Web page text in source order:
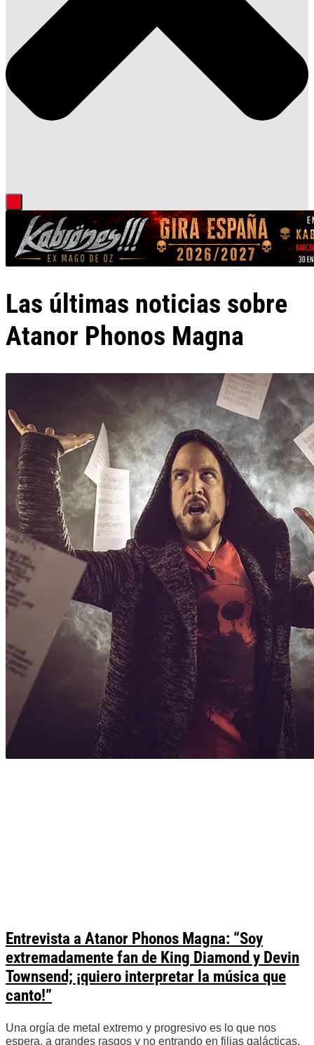
Las últimas noticias sobre
Atanor Phonos Magna
Entrevista a Atanor Phonos Magna: “Soy
extremadamente fan de King Diamond y Devin
Townsend; ¡quiero interpretar la música que
canto!”
Una orgía de metal extremo y progresivo es lo que nos
espera, a grandes rasgos y no entrando en filias galácticas,